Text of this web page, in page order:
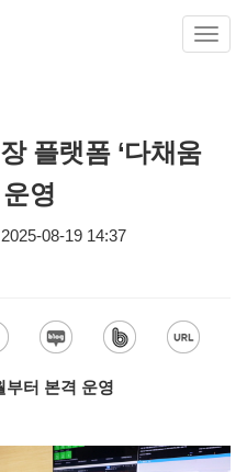
플랫폼 ‘다채움
영
08-19 14:37
부터 본격 운영